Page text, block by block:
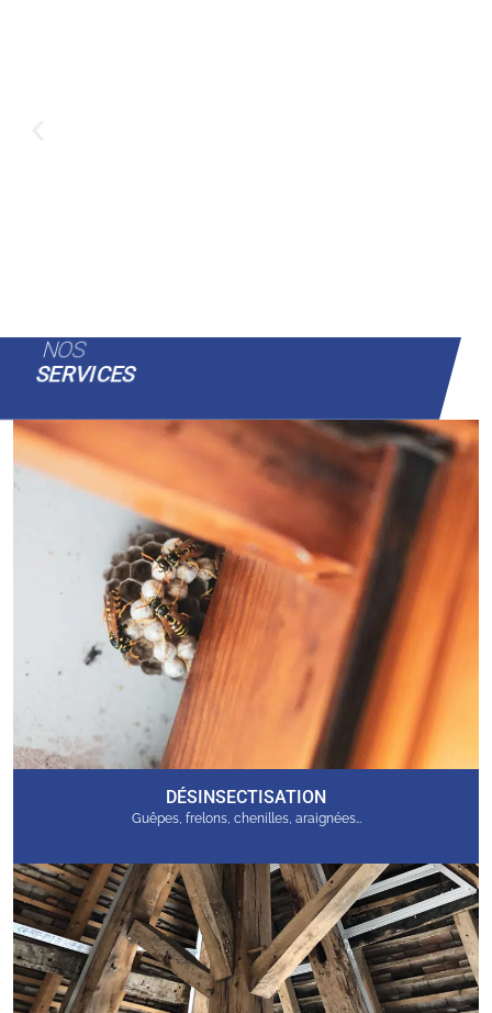
NOS
SERVICES
DÉSINSECTISATION
Guêpes, frelons, chenilles, araignées…